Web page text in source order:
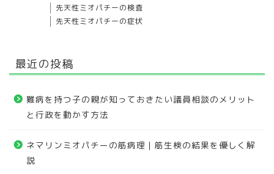
先天性ミオパチーの検査
先天性ミオパチーの症状
最近の投稿
難病を持つ子の親が知っておきたい議員相談のメリット
と行政を動かす方法
ネマリンミオパチーの筋病理｜筋生検の結果を優しく解
説